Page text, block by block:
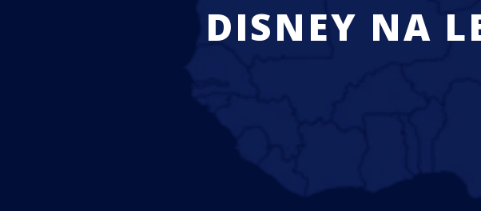
DISNEY NA